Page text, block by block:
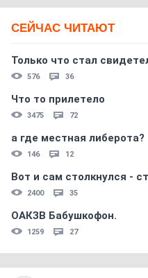
СЕЙЧАС ЧИТАЮТ
Только что стал
576 36
Что то прилетело
3475 72
а где местная либерота?
146 12
Вот и сам столкнулся -
2400 35
ОАКЗВ Бабушкофон.
1259 27